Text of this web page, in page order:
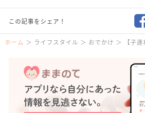
この記事をシェア！
ホーム ライフスタイル おでかけ 【子